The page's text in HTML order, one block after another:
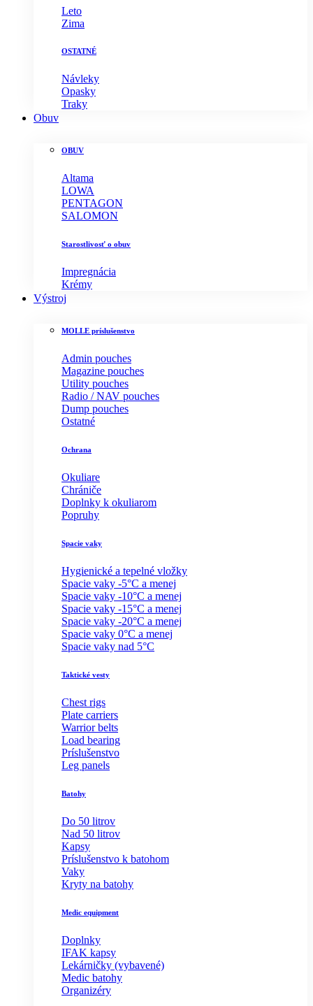
Leto
Zima
OSTATNÉ
Návleky
Opasky
Traky
Obuv
OBUV
Altama
LOWA
PENTAGON
SALOMON
Starostlivosť o obuv
Impregnácia
Krémy
Výstroj
MOLLE príslušenstvo
Admin pouches
Magazine pouches
Utility pouches
Radio / NAV pouches
Dump pouches
Ostatné
Ochrana
Okuliare
Chrániče
Doplnky k okuliarom
Popruhy
Spacie vaky
Hygienické a tepelné vložky
Spacie vaky -5°C a menej
Spacie vaky -10°C a menej
Spacie vaky -15°C a menej
Spacie vaky -20°C a menej
Spacie vaky 0°C a menej
Spacie vaky nad 5°C
Taktické vesty
Chest rigs
Plate carriers
Warrior belts
Load bearing
Príslušenstvo
Leg panels
Batohy
Do 50 litrov
Nad 50 litrov
Kapsy
Príslušenstvo k batohom
Vaky
Kryty na batohy
Medic equipment
Doplnky
IFAK kapsy
Lekárničky (vybavené)
Medic batohy
Organizéry